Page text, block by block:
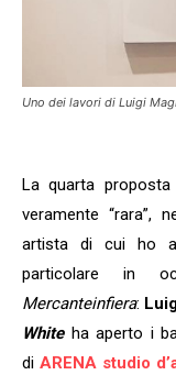
Uno dei lavori di Luigi
La quarta
veramente “rara”,
artista di cui ho
particolare in
Mercanteinfiera:
Whiteha aperto i
diARENA studio